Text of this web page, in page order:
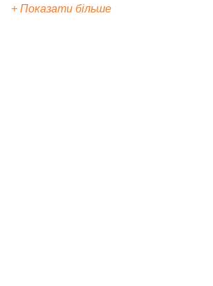
+ Показати більше